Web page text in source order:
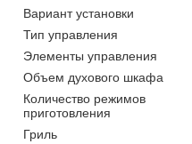
Вариант установки
Тип управления
Элементы управления
Объем духового шкафа
Количество режимов
приготовления
Гриль